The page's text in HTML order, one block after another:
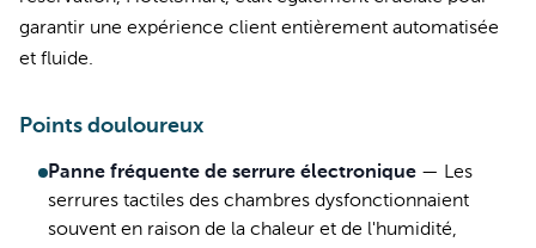
garantir une expérience client entièrement automatisée
et fluide.
Points douloureux
Panne fréquente de serrure électronique — Les
serrures tactiles des chambres dysfonctionnaient
souvent en raison de la chaleur et de l'humidité,